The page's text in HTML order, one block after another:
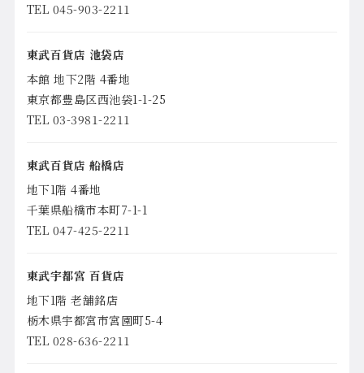
TEL 045-903-2211
東武百貨店 池袋店
本館 地下2階 4番地
東京都豊島区西池袋1-1-25
TEL 03-3981-2211
東武百貨店 船橋店
地下1階 4番地
千葉県船橋市本町7-1-1
TEL 047-425-2211
東武宇都宮 百貨店
地下1階 老舗銘店
栃木県宇都宮市宮園町5-4
TEL 028-636-2211